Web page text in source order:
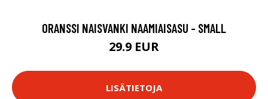
ORANSSI NAISVANKI NAAMIAISASU - SMALL
29.9 EUR
LISÄTIETOJA